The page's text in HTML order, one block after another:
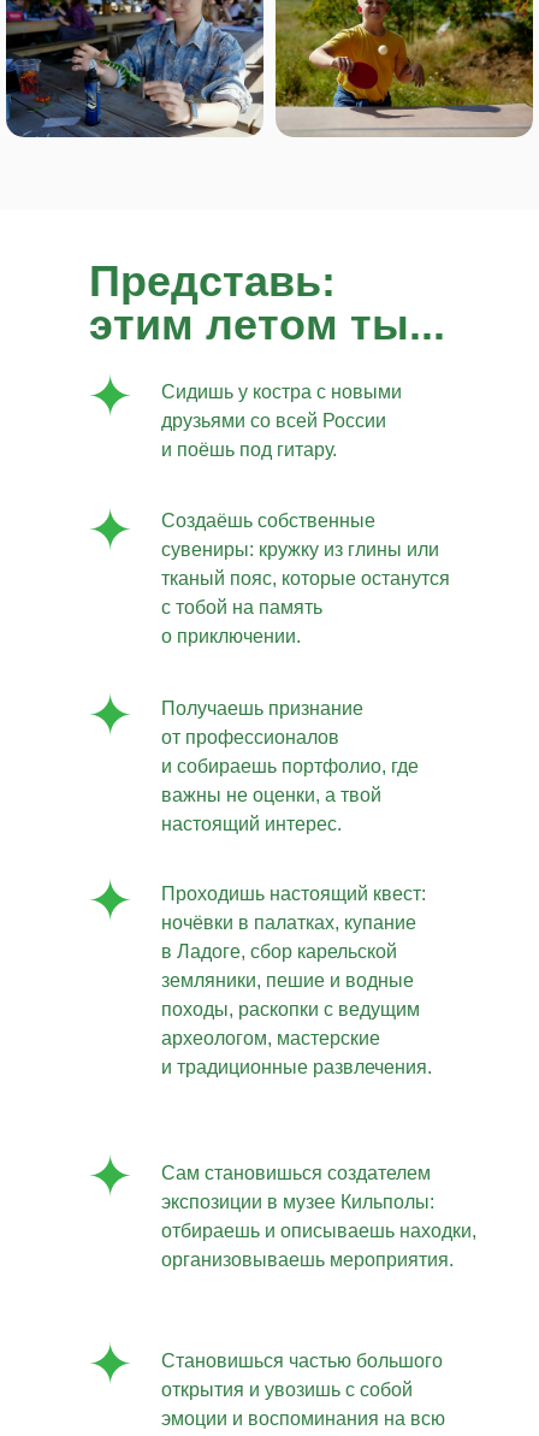
Представь:
этим летом ты...
Сидишь у костра с новыми
друзьями со всей России
и поёшь под гитару.
Создаёшь собственные
сувениры: кружку из глины или
тканый пояс, которые останутся
с тобой на память
о приключении.
Проходишь настоящий квест:
ночёвки в палатках, купание
в Ладоге, сбор карельской
земляники, пешие и водные
походы, раскопки с ведущим
археологом, мастерские
и традиционные развлечения.
Сам становишься создателем
экспозиции в музее Кильполы:
отбираешь и описываешь находки,
организовываешь мероприятия.
Получаешь признание
от профессионалов
и собираешь портфолио, где
важны не оценки, а твой
настоящий интерес.
Становишься частью большого
открытия и увозишь с собой
эмоции и воспоминания на всю